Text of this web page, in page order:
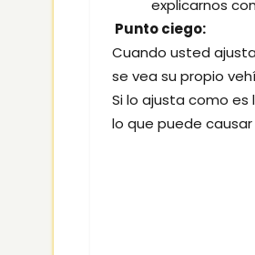
explicarnos
Punto ciego:
Cuando usted
se vea su propio
Si lo ajusta como
lo que puede